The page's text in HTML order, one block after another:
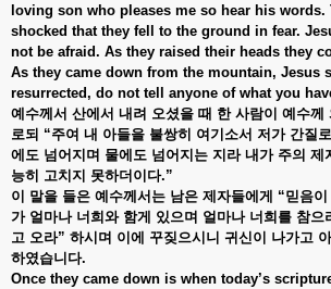
loving son who pleases me so hear his words.
shocked that they fell to the ground in fear.
not be afraid. As they raised their heads they
As they came down from the mountain, Jesus
resurrected, do not tell anyone of what you
예수께서 산에서 내려 오셨을 때 한 사람이 예수께
로되 “주여 내 아들을 불쌍히 여기소서 저가 간질로
에도 넘어지며 물에도 넘어지는 지라 내가 주의 제
능히 고치지 못하더이다.”
이 말을 들은 예수께서는 남은 제자들에게 “믿음이
가 얼마나 너희와 함게 있으며 얼마나 너희를 참으
고 오라” 하시며 이에 꾸짖으시니 귀신이 나가고
하였습니다.
Once they came down is when today’s